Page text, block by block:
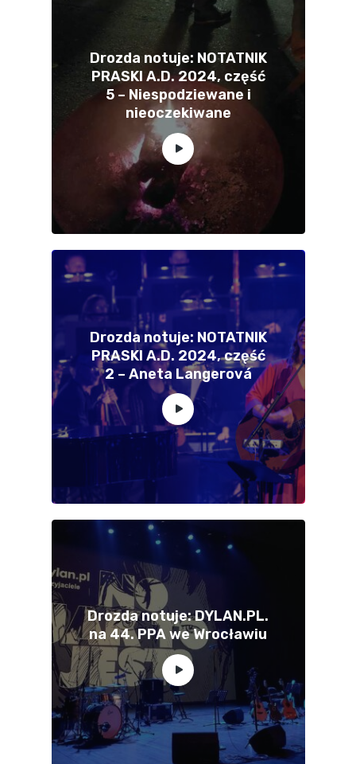
Drozda notuje: NOTATNIK
PRASKI A.D. 2024, część
5 – Niespodziewane i
nieoczekiwane
Drozda notuje: NOTATNIK
PRASKI A.D. 2024, część
2 – Aneta Langerová
Drozda notuje: DYLAN.PL.
na 44. PPA we Wrocławiu